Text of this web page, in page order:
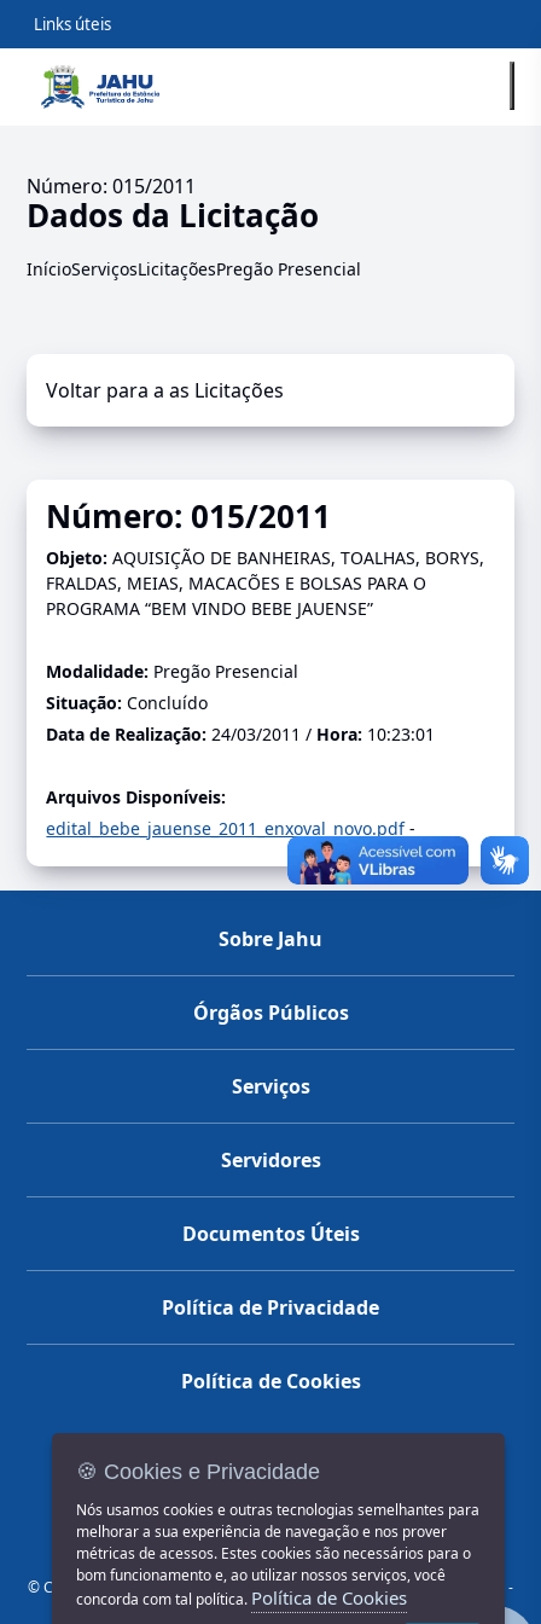
Links úteis
Número: 015/2011
Dados da Licitação
InícioServiçosLicitaçõesPregão Presencial
Voltar para a as Licitações
Número: 015/2011
Objeto:AQUISIÇÃO DE BANHEIRAS, TOALHAS, BORYS,
FRALDAS, MEIAS, MACACÕES E BOLSAS PARA O
PROGRAMA “BEM VINDO BEBE JAUENSE”
Modalidade: Pregão Presencial
Situação:Concluído
Data de Realização:24/03/2011 / Hora: 10:23:01
Arquivos Disponíveis:
edital_bebe_jauense_2011_enxoval_novo.pdf-
Sobre Jahu
Órgãos Públicos
Serviços
Servidores
Documentos Úteis
Política de Privacidade
Política de Cookies
© COPYRIGHT 2026, Prefeitura Municipal de Jahu | Rua Paissandu, 444 -
Centro CEP: 17201-900
🍪 Cookies e Privacidade
Nós usamos cookies e outras tecnologias semelhantes para
melhorar a sua experiência de navegação e nos prover
métricas de acessos. Estes cookies são necessários para o
bom funcionamento e, ao utilizar nossos serviços, você
concorda com tal política. Política de Cookies